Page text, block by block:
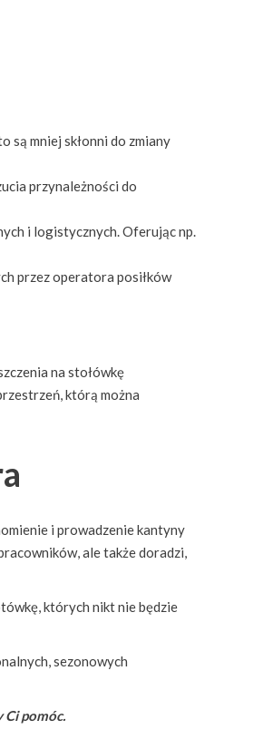
są mniej skłonni do zmiany
przynależności do
i logistycznych. Oferując np.
przez operatora posiłków
na stołówkę
którą można
i prowadzenie kantyny
ale także doradzi,
których nikt nie będzie
sezonowych
Ci pomóc.